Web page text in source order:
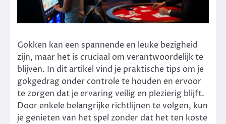
Gokken kan een spannende en leuke bezigheid
zijn, maar het is cruciaal om verantwoordelijk te
blijven. In dit artikel vind je praktische tips om je
gokgedrag onder controle te houden en ervoor
te zorgen dat je ervaring veilig en plezierig blijft.
Door enkele belangrijke richtlijnen te volgen, kun
je genieten van het spel zonder dat het ten koste